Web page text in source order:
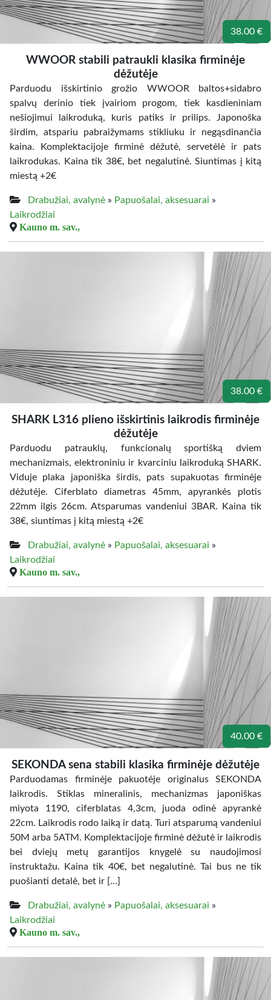
38.00 €
WWOOR stabili patraukli klasika firminėje
dėžutėje
Parduodu išskirtinio grožio WWOOR baltos+sidabro
spalvų derinio tiek įvairiom progom, tiek kasdieniniam
nešiojimui laikroduką, kuris patiks ir prilips. Japonoška
širdim, atspariu pabraižymams stikliuku ir negąsdinančia
kaina. Komplektacijoje firminė dėžutė, servetėlė ir pats
laikrodukas. Kaina tik 38€, bet negalutinė. Siuntimas į kitą
miestą +2€
Drabužiai, avalynė » Papuošalai, aksesuarai »
Laikrodžiai
Kauno m. sav.,
38.00 €
SHARK L316 plieno išskirtinis laikrodis firminėje
dėžutėje
Parduodu patrauklų, funkcionalų sportišką dviem
mechanizmais, elektroniniu ir kvarciniu laikroduką SHARK.
Viduje plaka japoniška širdis, pats supakuotas firminėje
dėžutėje. Ciferblato diametras 45mm, apyrankės plotis
22mm ilgis 26cm. Atsparumas vandeniui 3BAR. Kaina tik
38€, siuntimas į kitą miestą +2€
Drabužiai, avalynė » Papuošalai, aksesuarai »
Laikrodžiai
Kauno m. sav.,
40.00 €
SEKONDA sena stabili klasika firminėje dėžutėje
Parduodamas firminėje pakuotėje originalus SEKONDA
laikrodis. Stiklas mineralinis, mechanizmas japoniškas
miyota 1190, ciferblatas 4,3cm, juoda odinė apyrankė
22cm. Laikrodis rodo laiką ir datą. Turi atsparumą vandeniui
50M arba 5ATM. Komplektacijoje firminė dėžutė ir laikrodis
bei dviejų metų garantijos knygelė su naudojimosi
instruktažu. Kaina tik 40€, bet negalutinė. Tai bus ne tik
puošianti detalė, bet ir […]
Drabužiai, avalynė » Papuošalai, aksesuarai »
Laikrodžiai
Kauno m. sav.,